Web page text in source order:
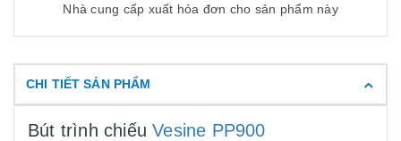
Nhà cung cấp xuất hóa đơn cho sản phẩm này
CHI TIẾT SẢN PHẨM
Bút trình chiếu Vesine PP900